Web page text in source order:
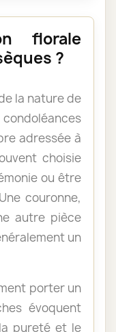
florale
?
la nature de
adressée à
choisie
ou être
couronne,
autre pièce
un
porter un
évoquent
pureté et le